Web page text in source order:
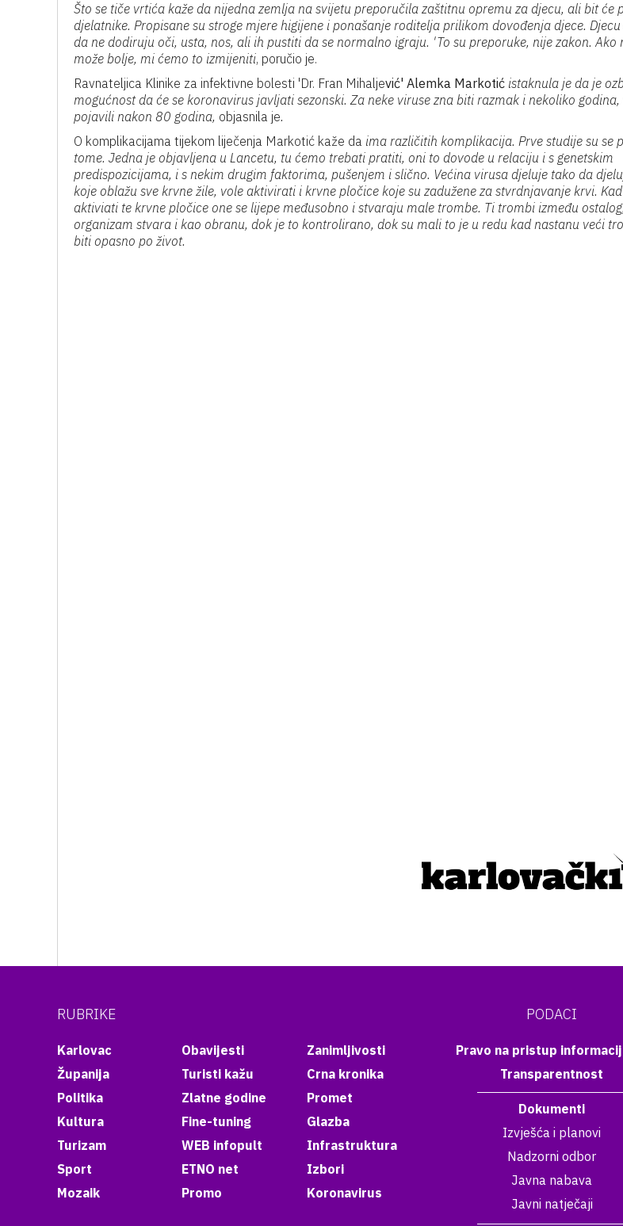
Što se tiče vrtića kaže da nijedna zemlja na svijetu preporučila zaštitnu opremu za djecu, ali bit će
djelatnike. Propisane su stroge mjere higijene i ponašanje roditelja prilikom dovođenja djece.
da ne dodiruju oči, usta, nos, ali ih pustiti da se normalno igraju. 'To su preporuke, nije zakon. Ako
može bolje, mi ćemo to izmijeniti, poručio je.
Ravnateljica Klinike za infektivne bolesti 'Dr. Fran Mihaljević' Alemka Markotić istaknula je da je
mogućnost da će se koronavirus javljati sezonski. Za neke viruse zna biti razmak i nekoliko godina,
pojavili nakon 80 godina, objasnila je.
O komplikacijama tijekom liječenja Markotić kaže da ima različitih komplikacija. Prve studije su se
tome. Jedna je objavljena u Lancetu, tu ćemo trebati pratiti, oni to dovode u relaciju i s genetskim
predispozicijama, i s nekim drugim faktorima, pušenjem i slično. Većina virusa djeluje tako da
koje oblažu sve krvne žile, vole aktivirati i krvne pločice koje su zadužene za stvrdnjavanje krvi.
aktiviati te krvne pločice one se lijepe međusobno i stvaraju male trombe. Ti trombi između
organizam stvara i kao obranu, dok je to kontrolirano, dok su mali to je u redu kad nastanu veći
biti opasno po život.
RUBRIKE
Karlovac
Županija
Politika
Kultura
Turizam
Sport
Mozaik
Obavijesti
Turisti kažu
Zlatne godine
Fine-tuning
WEB infopult
ETNO net
Promo
Zanimljivosti
Crna kronika
Promet
Glazba
Infrastruktura
Izbori
Koronavirus
PODACI
Pravo na pristup
Transparentnost
Dokumenti
Izvješća i planovi
Nadzorni odbor
Javna nabava
Javni natječaji